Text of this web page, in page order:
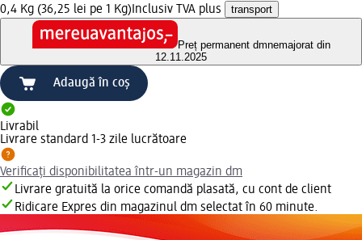
0,4 Kg (36,25 lei pe 1 Kg) Inclusiv TVA plus transport
Preț permanent dmnemajorat din
12.11.2025
Adaugă în coș
Livrabil
Livrare standard 1-3 zile lucrătoare
Verificați disponibilitatea într-un magazin dm
Livrare gratuită la orice comandă plasată, cu cont de client
Ridicare Expres din magazinul dm selectat în 60 minute.